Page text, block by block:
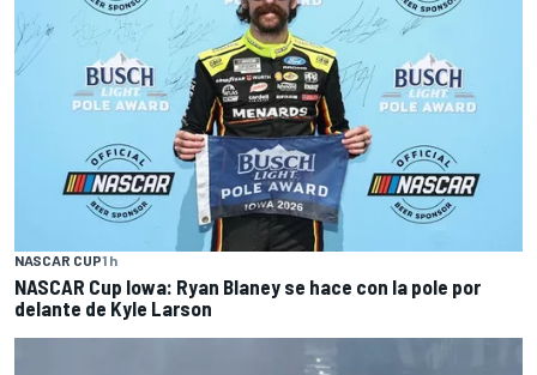
NASCAR CUP1 h
NASCAR Cup Iowa: Ryan Blaney se hace con la pole por
delante de Kyle Larson